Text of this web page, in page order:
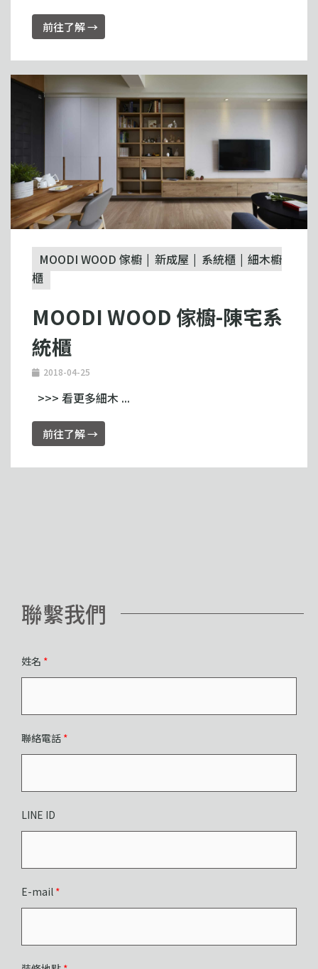
前往了解 →
MOODI WOOD 傢櫥 新成屋 系統櫃
細木櫥
櫃
MOODI WOOD 傢櫥-陳宅系
統櫃
2018-04-25
>>> 看更多細木 ...
前往了解 →
聯繫我們
姓名 *
聯絡電話 *
LINE ID
E-mail *